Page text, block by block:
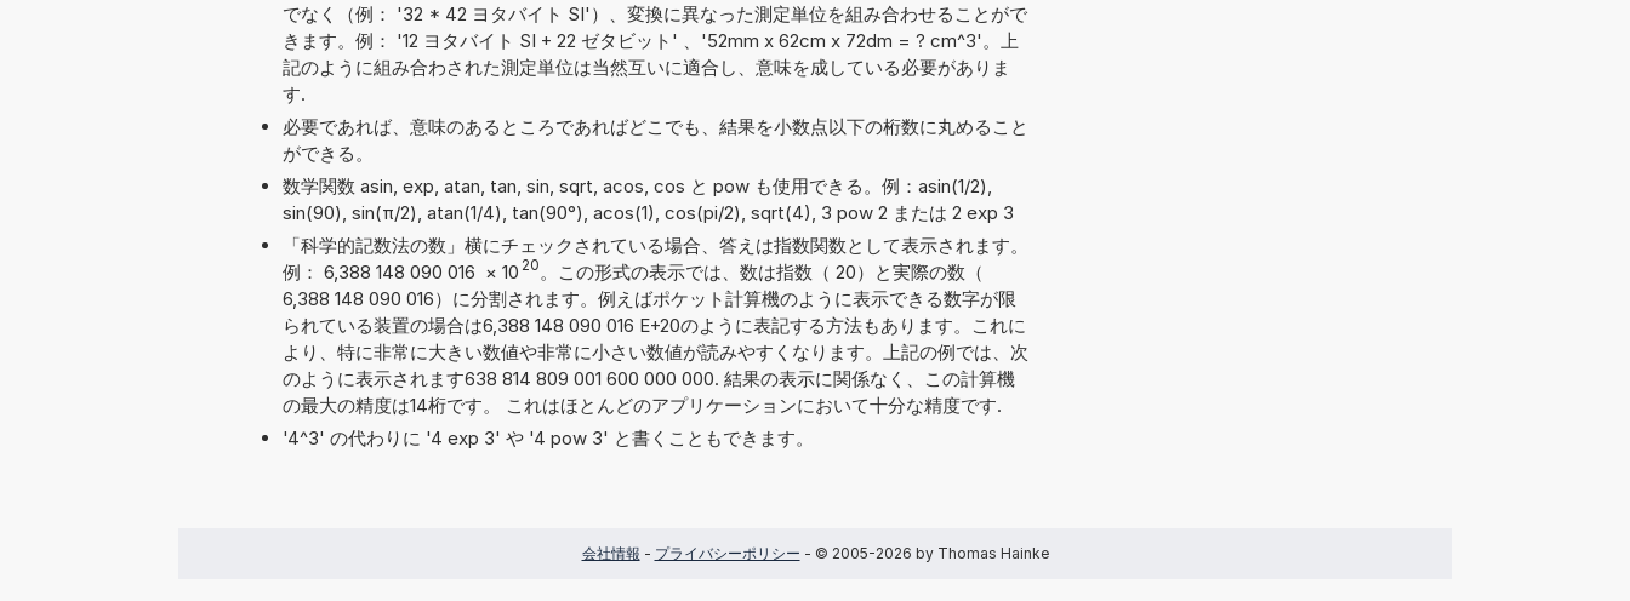
でなく（例： '32 * 42 ヨタバイト SI'）、変換に異なった測定単位を組み合わせることがで
きます。例： '12 ヨタバイト SI + 22 ゼタビット' 、'52mm x 62cm x 72dm = ? cm^3'。上
記のように組み合わされた測定単位は当然互いに適合し、意味を成している必要がありま
す.
必要であれば、意味のあるところであればどこでも、結果を小数点以下の桁数に丸めること
ができる。
数学関数 asin, exp, atan, tan, sin, sqrt, acos, cos と pow も使用できる。例：asin(1/2),
sin(90), sin(π/2), atan(1/4), tan(90°), acos(1), cos(pi/2), sqrt(4), 3 pow 2 または 2 exp 3
「科学的記数法の数」横にチェックされている場合、答えは指数関数として表示されます。
例： 6,388 148 090 016 × 10 20 。この形式の表示では、数は指数（ 20）と実際の数（
6,388 148 090 016）に分割されます。例えばポケット計算機のように表示できる数字が限
られている装置の場合は6,388 148 090 016 E+20のように表記する方法もあります。これに
より、特に非常に大きい数値や非常に小さい数値が読みやすくなります。上記の例では、次
のように表示されます638 814 809 001 600 000 000. 結果の表示に関係なく、この計算機
の最大の精度は14桁です。 これはほとんどのアプリケーションにおいて十分な精度です.
'4^3' の代わりに '4 exp 3' や '4 pow 3' と書くこともできます。
会社情報 - プライバシーポリシー - © 2005-2026 by Thomas Hainke